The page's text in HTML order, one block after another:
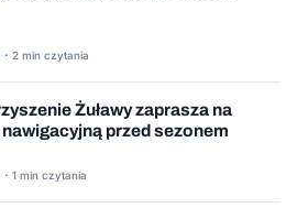
2 min czytania
Żuławy zaprasza na
przed sezonem
1 min czytania